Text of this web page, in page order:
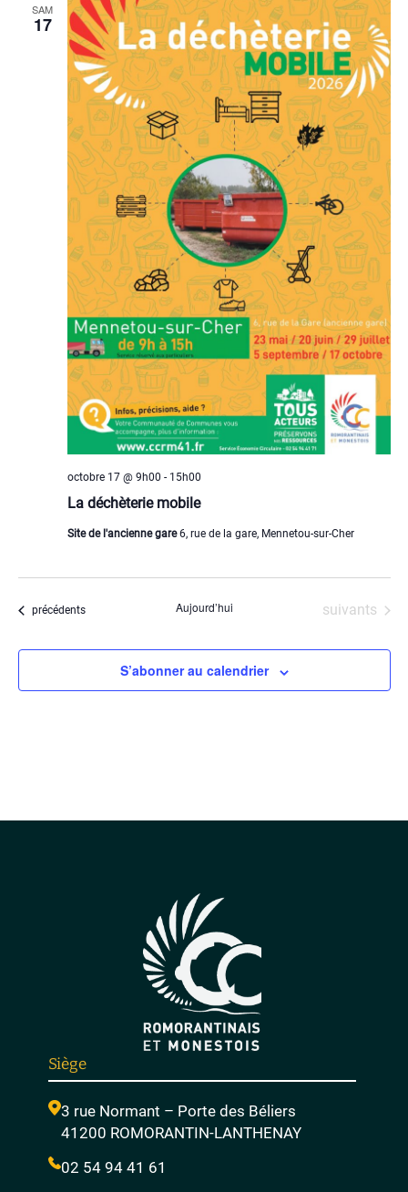
SAM
17
La déchèterie mobile
octobre 17 @ 9h00 - 15h00
Site de l'ancienne gare6, rue de la gare, Mennetou-sur-Cher
Évènements
précédents Aujourd’hui Évènements
suivants
S’abonner au calendrier
Siège
3 rue Normant – Porte des Béliers
41200 ROMORANTIN-LANTHENAY
02 54 94 41 61